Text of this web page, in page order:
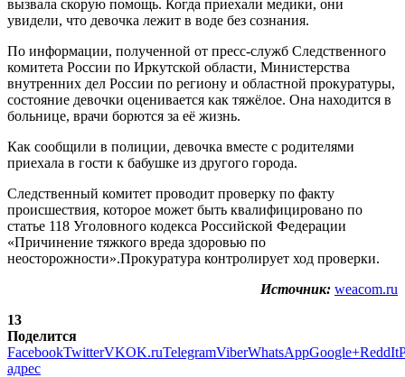
вызвала скорую помощь. Когда приехали медики, они
увидели, что девочка лежит в воде без сознания.
По информации, полученной от пресс-служб Следственного
комитета России по Иркутской области, Министерства
внутренних дел России по региону и областной прокуратуры,
состояние девочки оценивается как тяжёлое. Она находится в
больнице, врачи борются за её жизнь.
Как сообщили в полиции, девочка вместе с родителями
приехала в гости к бабушке из другого города.
Следственный комитет проводит проверку по факту
происшествия, которое может быть квалифицировано по
статье 118 Уголовного кодекса Российской Федерации
«Причинение тяжкого вреда здоровью по
неосторожности».Прокуратура контролирует ход проверки.
Источник: weacom.ru
13
Поделится
FacebookTwitterVKOK.ruTelegramViberWhatsAppGoogle+ReddIt
адрес